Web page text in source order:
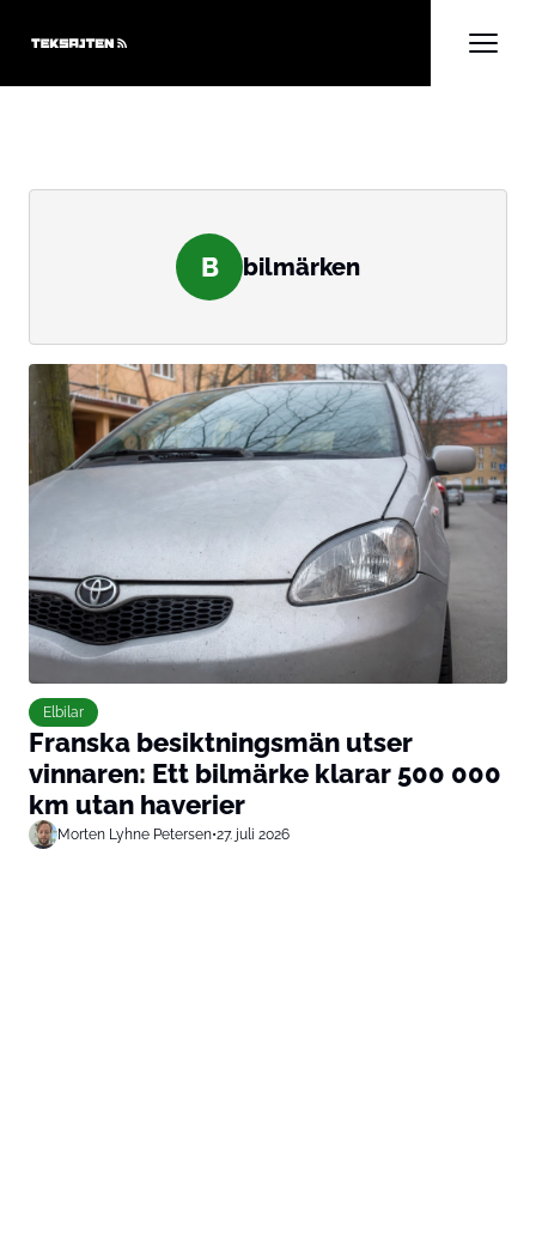
B bilmärken
Elbilar
Franska besiktningsmän utser
vinnaren: Ett bilmärke klarar 500 000
km utan haverier
Morten Lyhne Petersen•27. juli 2026